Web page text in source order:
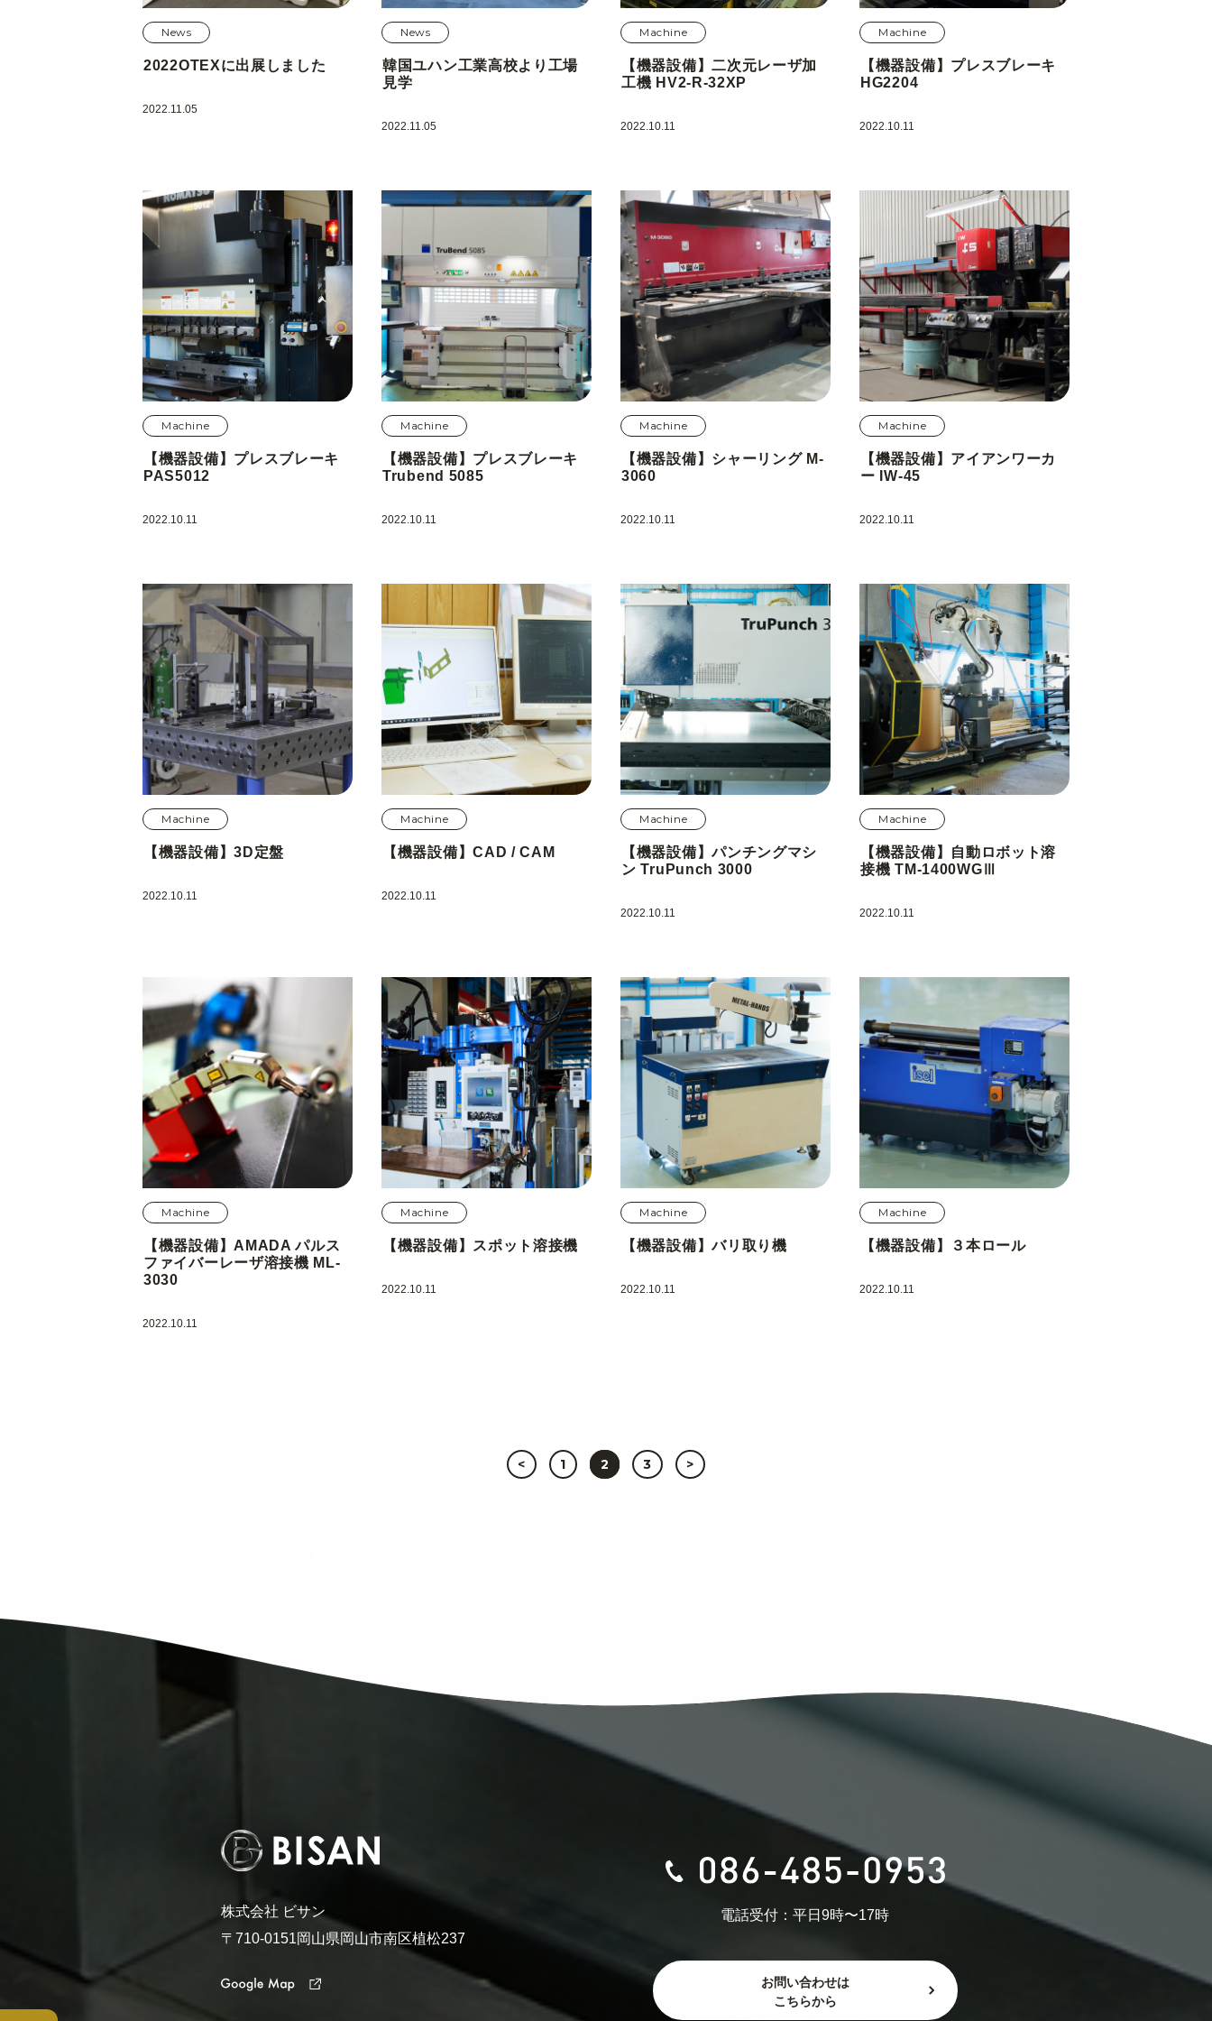
お問い合わせ プライバシーポリシー
株式会社 ビサン
〒710-0151
岡山県岡山市南区植松237
News
2022OTEXに出展しました
2022.11.05
News
韓国ユハン工業高校より工場
見学
2022.11.05
Machine
【機器設備】二次元レーザ加
工機 HV2-R-32XP
2022.10.11
Machine
【機器設備】プレスブレーキ
HG2204
2022.10.11
Machine
【機器設備】プレスブレーキ
PAS5012
2022.10.11
Machine
【機器設備】プレスブレーキ
Trubend 5085
2022.10.11
Machine
【機器設備】シャーリング M-
3060
2022.10.11
Machine
【機器設備】アイアンワーカ
ー IW-45
2022.10.11
Machine
【機器設備】3D定盤
2022.10.11
Machine
【機器設備】CAD / CAM
2022.10.11
Machine
【機器設備】パンチングマシ
ン TruPunch 3000
2022.10.11
Machine
【機器設備】自動ロボット溶
接機 TM-1400WGⅢ
2022.10.11
Machine
【機器設備】AMADA パルス
ファイバーレーザ溶接機 ML-
3030
2022.10.11
Machine
【機器設備】スポット溶接機
2022.10.11
Machine
【機器設備】バリ取り機
2022.10.11
Machine
【機器設備】３本ロール
2022.10.11
< 1 2 3 >
電話受付：平日9時〜17時
お問い合わせは
こちらから
株式会社 ビサン
〒710-0151岡山県岡山市南区植松237